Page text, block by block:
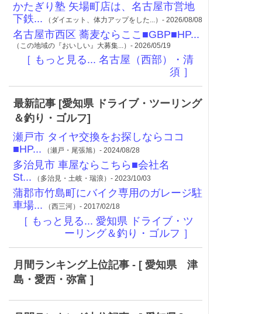
かたぎり塾 矢場町店は、名古屋市営地
下鉄... （ダイエット、体力アップをした...）- 2026/08/08
名古屋市西区 蕎麦ならここ■GBP■HP...
（この地域の『おいしい』大募集...）- 2026/05/19
［ もっと見る... 名古屋（西部）・清
須 ］
最新記事 [愛知県 ドライブ・ツーリング
＆釣り・ゴルフ]
瀬戸市 タイヤ交換をお探しならココ
■HP... （瀬戸・尾張旭）- 2024/08/28
多治見市 車屋ならこちら■会社名
St... （多治見・土岐・瑞浪）- 2023/10/03
蒲郡市竹島町にバイク専用のガレージ駐
車場... （西三河）- 2017/02/18
［ もっと見る... 愛知県 ドライブ・ツ
ーリング＆釣り・ゴルフ ］
月間ランキング上位記事 - [ 愛知県 津
島・愛西・弥富 ]